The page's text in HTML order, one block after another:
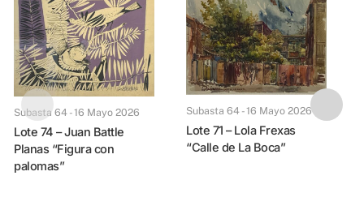
Subasta 64 - 16 Mayo 2026
Lote 74 – Juan Battle
Planas “Figura con
palomas”
Subasta 64 - 16 Mayo 2026
Lote 71 – Lola Frexas
“Calle de La Boca”